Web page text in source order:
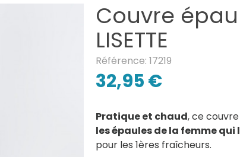
Couvre
LISETTE
Référence: 17219
32,95 €
Pratique et chaud, ce
les épaules de la femme
pour les 1ères fraîcheurs.